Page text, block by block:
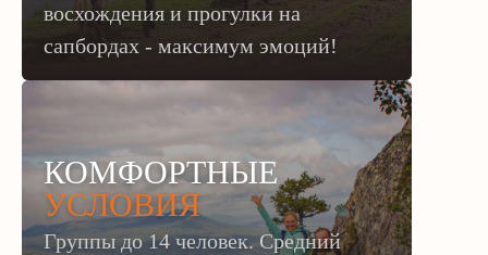
восхождения и прогулки на
сапбордах - максимум эмоций!
КОМФОРТНЫЕ
УСЛОВИЯ
Группы до 14 человек. Средний